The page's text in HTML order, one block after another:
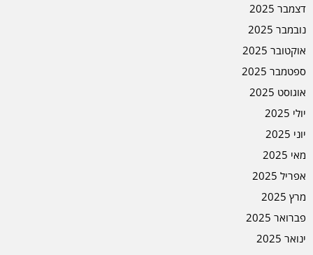
דצמבר 2025
נובמבר 2025
אוקטובר 2025
ספטמבר 2025
אוגוסט 2025
יולי 2025
יוני 2025
מאי 2025
אפריל 2025
מרץ 2025
פברואר 2025
ינואר 2025